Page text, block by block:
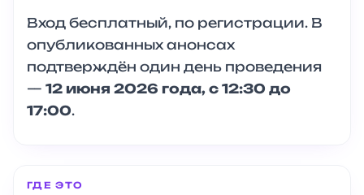
Вход бесплатный, по регистрации. В
опубликованных анонсах
подтверждён один день проведения
— 12 июня 2026 года, с 12:30 до
17:00.
ГДЕ ЭТО